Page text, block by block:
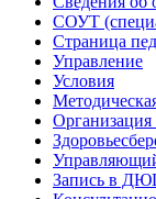
СОУТ
Страница
Управление
Условия
Организация
Запись в